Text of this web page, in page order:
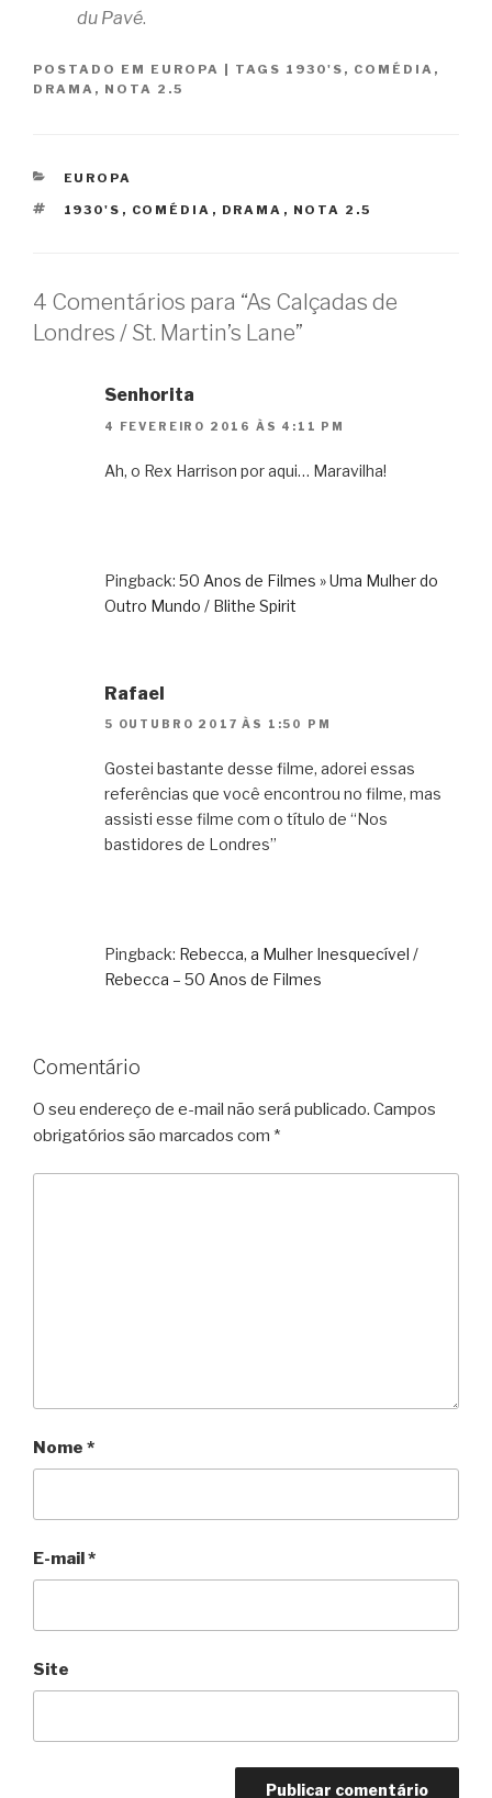
du Pavé.
POSTADO EM EUROPA | TAGS 1930'S , COMÉDIA ,
DRAMA , NOTA 2.5
CATEGORIAS
EUROPA
TAGS
1930'S , COMÉDIA , DRAMA , NOTA 2.5
4 Comentários para “As Calçadas de
Londres / St. Martin’s Lane”
Senhorita
4 FEVEREIRO 2016 ÀS 4:11 PM
Ah, o Rex Harrison por aqui… Maravilha!
Pingback: 50 Anos de Filmes » Uma Mulher do
Outro Mundo / Blithe Spirit
Rafael
5 OUTUBRO 2017 ÀS 1:50 PM
Gostei bastante desse filme, adorei essas
referências que você encontrou no filme, mas
assisti esse filme com o título de “Nos
bastidores de Londres”
Pingback: Rebecca, a Mulher Inesquecível /
Rebecca – 50 Anos de Filmes
Comentário
O seu endereço de e-mail não será publicado. Campos
obrigatórios são marcados com *
Nome *
E-mail*
Site